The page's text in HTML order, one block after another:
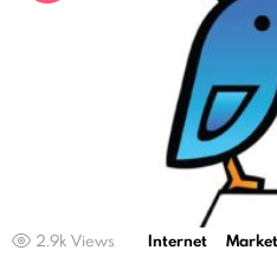
2.9k Views Internet